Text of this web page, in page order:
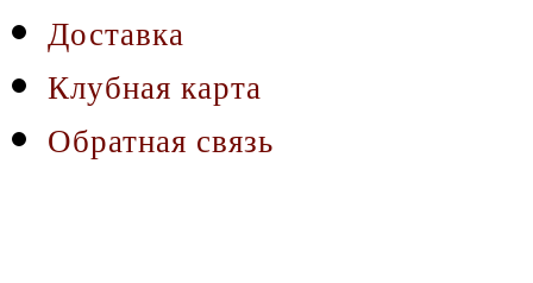
Доставка
Клубная карта
Обратная связь